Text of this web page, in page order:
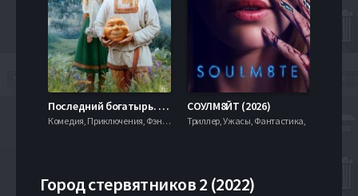
Последний богатырь. Колобок (2026)
Комедия, Приключения, Фэнтези,
СОУЛМ8ЙТ (2026)
Триллер, Ужасы, Фантастика,
Город стервятников 2 (2022)